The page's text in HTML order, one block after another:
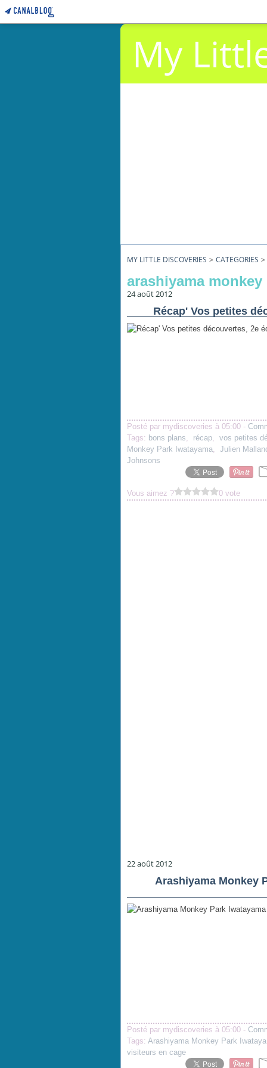
My
MY LITTLE DISCOVERIES > CATEGORIES >
arashiyama
24 août 2012
Récap' Vos petites
Posté par mydiscoveries à 05:00 -
Tags: bons plans, récap, vos petites
Monkey Park Iwatayama, Julien
Johnsons
Vous aimez ? 0 vote
22 août 2012
Arashiyama Monkey
Posté par mydiscoveries à 05:00 -
Tags: Arashiyama Monkey Park
visiteurs en cage